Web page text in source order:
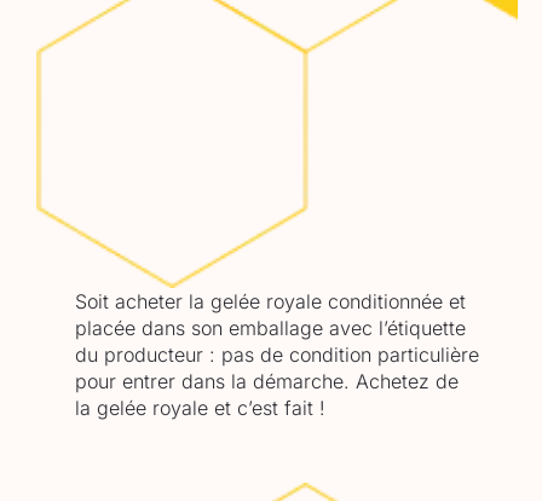
Soit acheter la gelée royale conditionnée et
placée dans son emballage avec l’étiquette
du producteur : pas de condition particulière
pour entrer dans la démarche. Achetez de
la gelée royale et c’est fait !